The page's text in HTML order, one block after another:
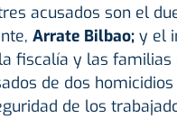
acusados son el
Arrate Bilbao;y el
fiscalía y las familias
de dos
de los